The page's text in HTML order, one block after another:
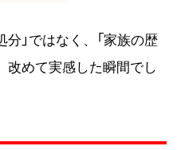
」ではなく、「家族の歴
改めて実感した瞬間でし